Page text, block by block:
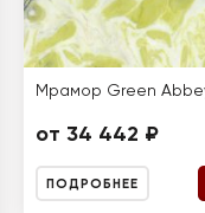
Мрамор Green
от 34 442 ₽
ПОДРОБНЕЕ